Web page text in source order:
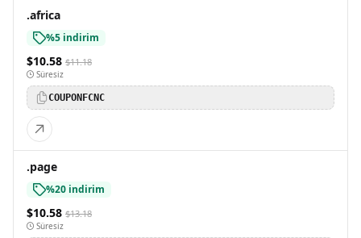
.africa
%5 indirim
$10.58 $11.18
Süresiz
COUPONFCNC
.page
%20 indirim
$10.58 $13.18
Süresiz